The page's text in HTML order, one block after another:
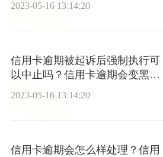
2023-05-16 13:14:20
信用卡逾期被起诉后强制执行可
以中止吗？信用卡逾期会变黑户
2023-05-16 13:14:20
信用卡逾期会怎么样处理？信用